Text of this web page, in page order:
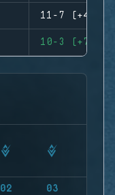
11-7 (+4)
10-3 (+7)
02 03